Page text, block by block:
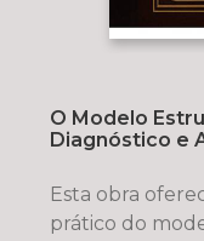
O Modelo
Diagnóstico e
Esta obra
prático do